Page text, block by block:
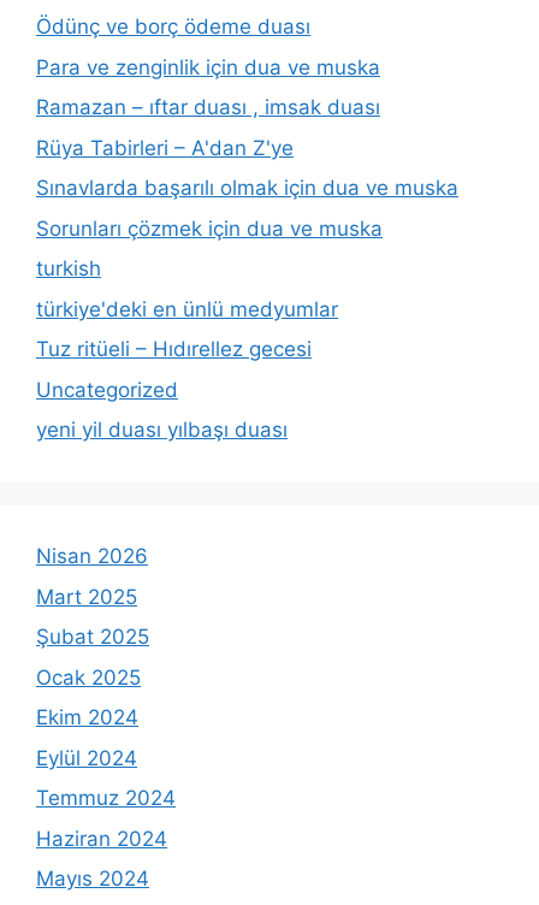
Ödünç ve borç ödeme duası
Para ve zenginlik için dua ve muska
Ramazan – ıftar duası , imsak duası
Rüya Tabirleri – A'dan Z'ye
Sınavlarda başarılı olmak için dua ve muska
Sorunları çözmek için dua ve muska
turkish
türkiye'deki en ünlü medyumlar
Tuz ritüeli – Hıdırellez gecesi
Uncategorized
yeni yil duası yılbaşı duası
Nisan 2026
Mart 2025
Şubat 2025
Ocak 2025
Ekim 2024
Eylül 2024
Temmuz 2024
Haziran 2024
Mayıs 2024